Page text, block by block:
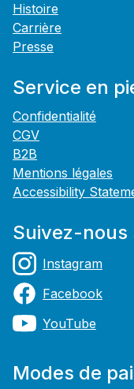
Histoire
Carrière
Presse
Service en
Confidentialité
CGV
B2B
Mentions légales
Accessibility
Suivez-nous
Instagram
Facebook
YouTube
Modes de